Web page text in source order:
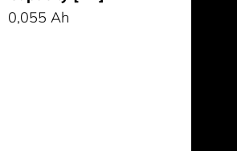
0,055 Ah